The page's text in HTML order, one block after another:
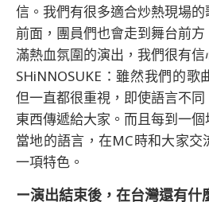
信。我們有很多適合炒熱現場
前面，團員們也會走到舞台前
滿熱血氛圍的演出，我們很有信
SHiNNOSUKE：雖然我們的歌
但一直都很重視，即使語言不
東西傳遞給大家。而且每到一
當地的語言，在MC時和大家交
一項特色。
ー演出結束後，在台灣還有什